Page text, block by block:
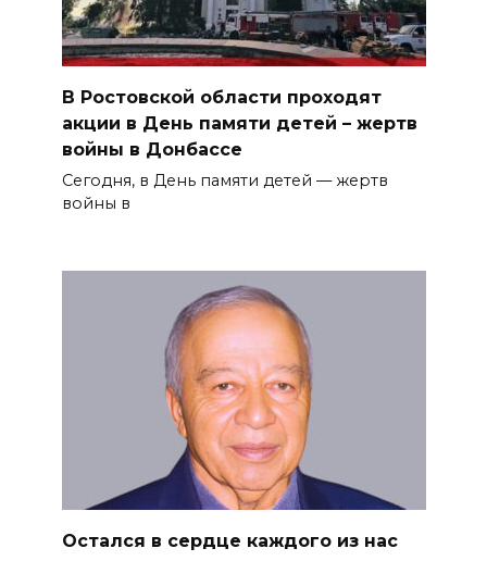
В Ростовской области проходят
акции в День памяти детей – жертв
войны в Донбассе
Сегодня, в День памяти детей — жертв
войны в
Остался в сердце каждого из нас